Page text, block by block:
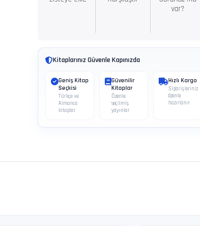
var?
Kitaplarınız Güvenle Kapınızda
Geniş Kitap
Seçkisi
Türkçe ve
Almanca
kitaplar
Güvenilir
Kitaplar
Özenle
seçilmiş
yayınlar
Hızlı Kargo
Siparişleriniz
özenle
hazırlanır